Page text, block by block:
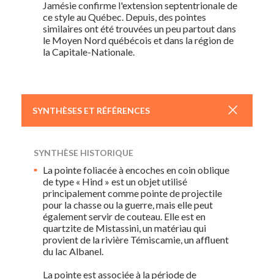
Jamésie confirme l'extension septentrionale de
ce style au Québec. Depuis, des pointes
similaires ont été trouvées un peu partout dans
le Moyen Nord québécois et dans la région de
la Capitale-Nationale.
SYNTHÈSES ET RÉFÉRENCES +
SYNTHÈSE HISTORIQUE
La pointe foliacée à encoches en coin oblique
de type « Hind » est un objet utilisé
principalement comme pointe de projectile
pour la chasse ou la guerre, mais elle peut
également servir de couteau. Elle est en
quartzite de Mistassini, un matériau qui
provient de la rivière Témiscamie, un affluent
du lac Albanel.
La pointe est associée à la période de